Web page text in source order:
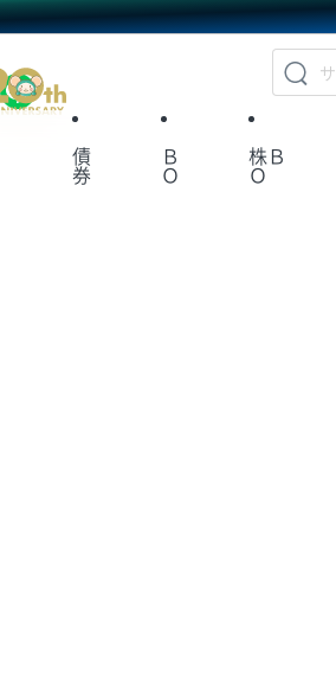
X
債
券
Ｂ
Ｏ
株Ｂ
Ｏ